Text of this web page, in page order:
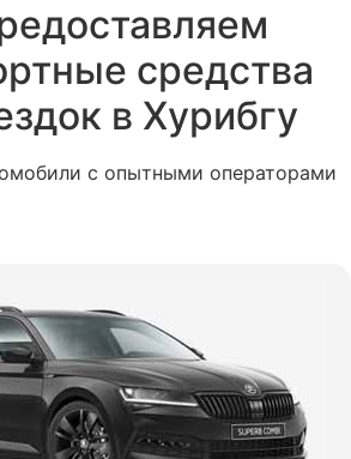
средства
в Хурибгу
с опытными операторами